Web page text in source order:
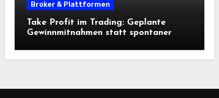
Broker & Plattformen
Take Profit im Trading: Geplante
Gewinnmitnahmen statt spontaner